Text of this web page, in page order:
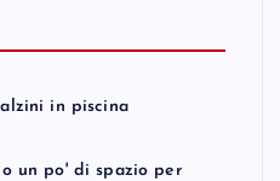
in piscina
un po' di spazio per